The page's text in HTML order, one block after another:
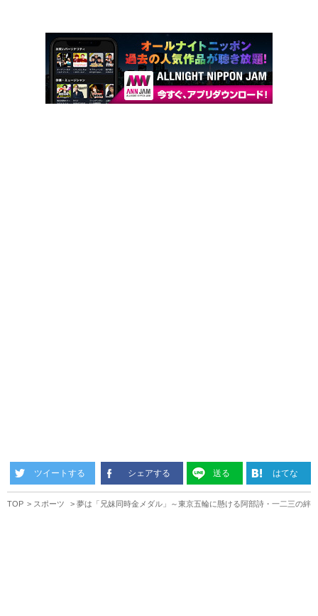
ツイートする シェアする 送る はてな
TOP スポーツ 夢は「兄妹同時金メダル」～東京五輪に懸ける阿部詩・一二三の絆